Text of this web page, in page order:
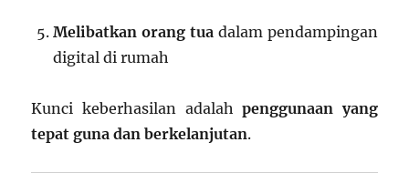
Melibatkan orang tua dalam pendampingan
digital di rumah
Kunci keberhasilan adalahpenggunaan yang
tepat guna dan berkelanjutan.